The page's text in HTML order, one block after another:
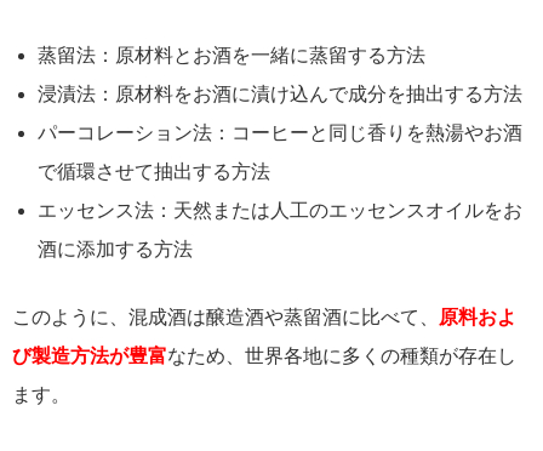
蒸留法：原材料とお酒を一緒に蒸留する方法
浸漬法：原材料をお酒に漬け込んで成分を抽出する方法
パーコレーション法：コーヒーと同じ香りを熱湯やお酒
で循環させて抽出する方法
エッセンス法：天然または人工のエッセンスオイルをお
酒に添加する方法
このように、混成酒は醸造酒や蒸留酒に比べて、
原料およ
び製造方法が豊富なため、世界各地に多くの種類が存在し
ます。